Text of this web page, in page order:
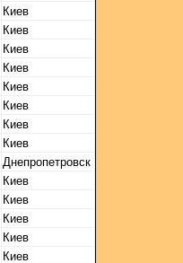
Киев
Киев
Киев
Киев
Киев
Киев
Киев
Киев
Днепропетровск
Киев
Киев
Киев
Киев
Киев